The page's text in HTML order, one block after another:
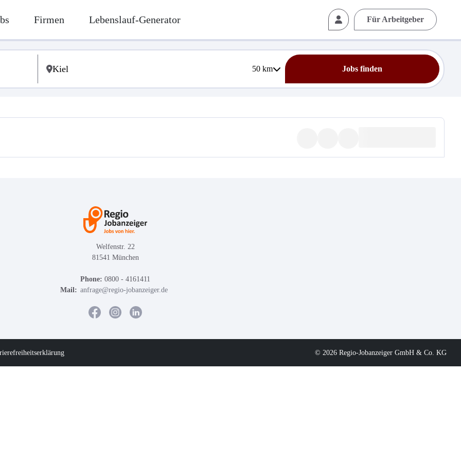
Firmen Lebenslauf-Generator Für Arbeitgeber
50km Jobs finden
Welfenstr. 22
81541 München
Phone: 0800 - 4161411
Mail: anfrage@regio-jobanzeiger.de
© 2026 Regio-Jobanzeiger GmbH & Co. KG